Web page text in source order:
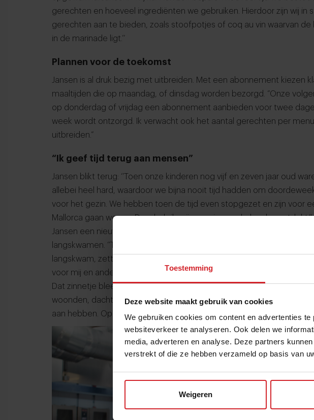
Toestemming
Deze website maakt gebruik van cookies
We gebruiken cookies om content en advertenties
websiteverkeer te analyseren. Ook delen we
media, adverteren en analyse. Deze partners
verstrekt of die ze hebben verzameld op basis van
Weigeren
gerechten en hoeveel ingrediënten we gebruiken. Hierdoor zijn wij in
gerechten aan te bieden, zoals stoofpotjes of coq au vin waarvan de
in de marinade ligt.’’
Plannen voor de toekomst
Jansen is al druk bezig met uitbreiden. Met een abonnement kiezen
maaltijden die op maandag, of dinsdag worden bezorgd. “Onze
op donderdag of vrijdag een abonnement aanbieden voor twee
week wordt ontzorgd. Ik verwacht ook het aantal gerechten per
uitbreiden.”
“Ik geef tijd terug aan mensen”
Jansen blikt terug: ‘’Toen onze kinderen nog vijf en zeven jaar oud
allebei heel hard, waardoor we bijna nooit tijd hadden om
voor het gezin. We hebben toen de tijd even stopgezet en zijn voor
Mallorca gaan wonen. Daar heb ik mijn passie voor koken
Jansen een nieuw gerecht voor haar gezin, maar ook vaak voor
langskwamen. ‘’Toen Barbara, een goede vriendin van mij, met haar
langskwam, zette ik elke dag lekkere gerechten voor hen neer. Ze
voor mij en andere drukke Amsterdammers doen die geen tijd
Dat zinnetje bleef lang in haar gedachten dwalen. “Toen we weer in
woonden, dachten we: dit is iets wat we heel leuk vinden en waar we
aan hebben. Op die manier is MarleenKookt ontstaan.‘’